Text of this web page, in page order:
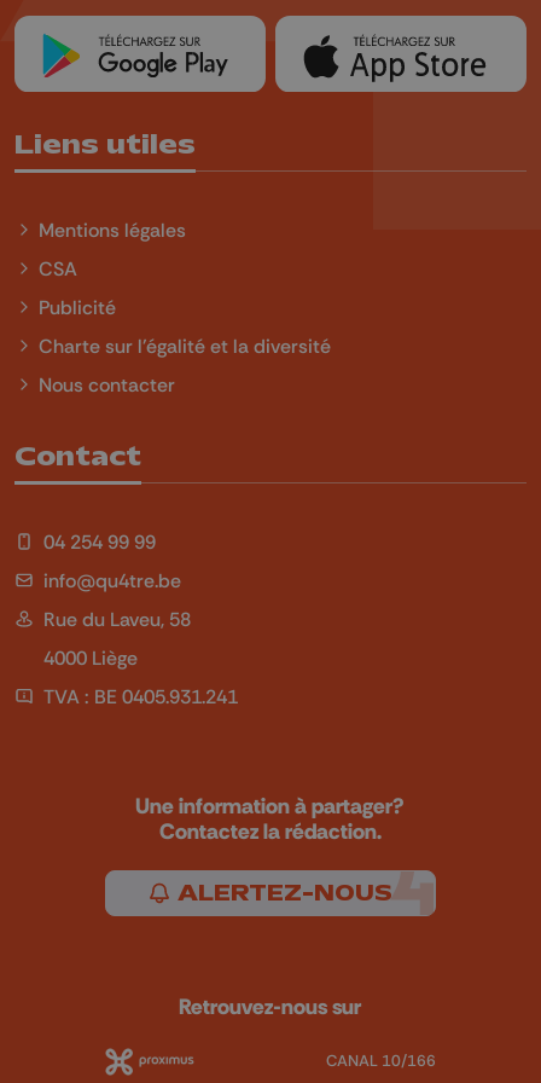
Liens utiles
Mentions légales
CSA
Publicité
Charte sur l'égalité et la diversité
Nous contacter
Contact
04 254 99 99
info@qu4tre.be
Rue du Laveu, 58
4000 Liège
TVA : BE 0405.931.241
Une information à partager?
Contactez la rédaction.
ALERTEZ-NOUS
Retrouvez-nous sur
CANAL 10/166